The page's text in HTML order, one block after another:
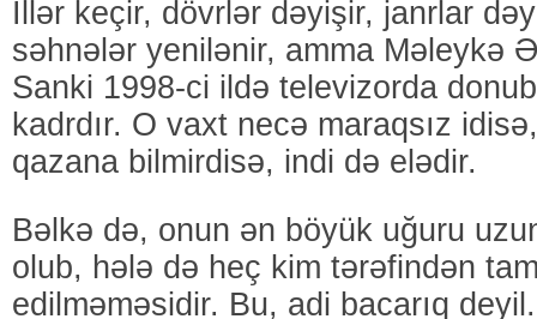
İllər keçir, dövrlər dəyişir, janrlar
səhnələr yenilənir, amma Məleykə
Sanki 1998-ci ildə televizorda
kadrdır. O vaxt necə maraqsız
qazana bilmirdisə, indi də elədir.
Bəlkə də, onun ən böyük uğuru
olub, hələ də heç kim tərəfindən
edilməməsidir. Bu, adi bacarıq deyil.